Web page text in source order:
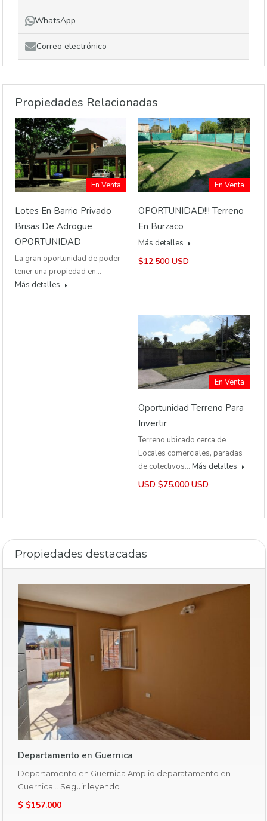
WhatsApp
Correo electrónico
Propiedades Relacionadas
En Venta
Lotes En Barrio Privado
Brisas De Adrogue
OPORTUNIDAD
La gran oportunidad de poder
tener una propiedad en…
Más detalles
En Venta
OPORTUNIDAD!!! Terreno
En Burzaco
Más detalles
$12.500 USD
En Venta
Oportunidad Terreno Para
Invertir
Terreno ubicado cerca de
Locales comerciales, paradas
de colectivos… Más detalles
USD $75.000 USD
Propiedades destacadas
Departamento en Guernica
Departamento en Guernica Amplio deparatamento en
Guernica… Seguir leyendo
$ $157.000